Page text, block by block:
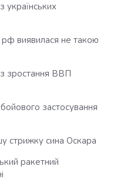
українських
виявилася не такою
зростання ВВП
застосування
стрижку сина Оскара
ракетний